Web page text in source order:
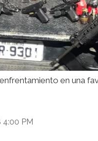
en una
PM